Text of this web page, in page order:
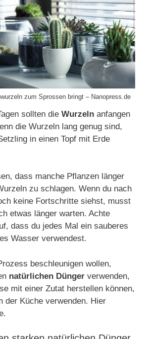
zum Sprossen bringt – Nanopress.de
sollten die Wurzeln anfangen
die Wurzeln lang genug sind,
in einen Topf mit Erde
dass manche Pflanzen länger
zu schlagen. Wenn du nach
keine Fortschritte siehst, musst
etwas länger warten. Achte
dass du jedes Mal ein sauberes
Wasser verwendest.
beschleunigen wollen,
natürlichen Dünger verwenden,
mit einer Zutat herstellen können,
der Küche verwenden. Hier